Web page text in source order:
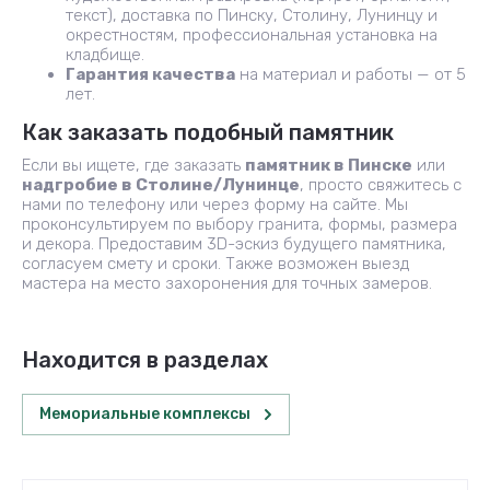
текст), доставка по Пинску, Столину, Лунинцу и
окрестностям, профессиональная установка на
кладбище.
Гарантия качества на материал и работы — от 5
лет.
Как заказать подобный памятник
Если вы ищете, где заказать памятник в Пинске или
надгробие в Столине/Лунинце, просто свяжитесь с
нами по телефону или через форму на сайте. Мы
проконсультируем по выбору гранита, формы, размера
и декора. Предоставим 3D-эскиз будущего памятника,
согласуем смету и сроки. Также возможен выезд
мастера на место захоронения для точных замеров.
Находится в разделах
Мемориальные комплексы